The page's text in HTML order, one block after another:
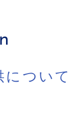
について